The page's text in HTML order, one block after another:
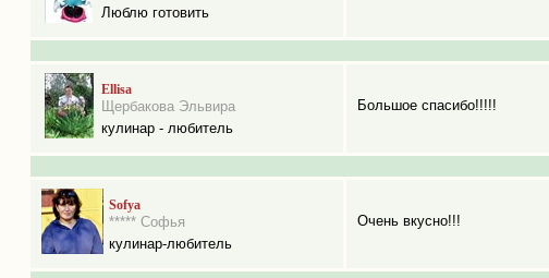
Люблю готовить
Ellisa
Щербакова Эльвира
кулинар - любитель
Большое спасибо!!!!!
Sofya
***** Софья
кулинар-любитель
Очень вкусно!!!